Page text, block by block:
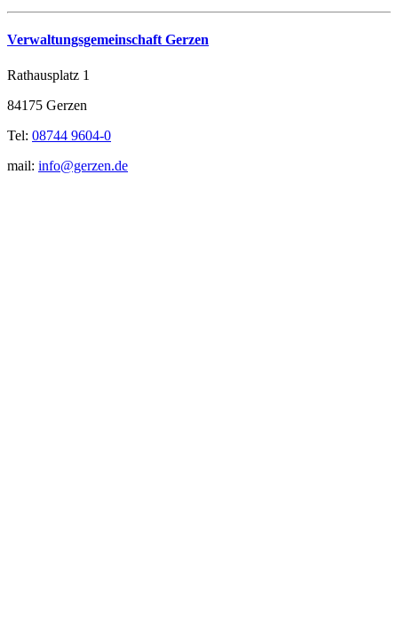
Verwaltungsgemeinschaft Gerzen
Rathausplatz 1
84175 Gerzen
Tel: 08744 9604-0
mail: info@gerzen.de